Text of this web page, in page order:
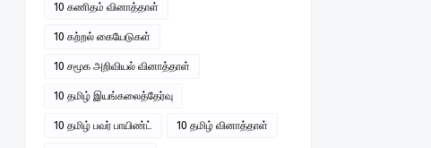
10 கணிதம் வினாத்தாள்
10 கற்றல் கையேடுகள்
10 சமூக அறிவியல் வினாத்தாள்
10 தமிழ் இயங்கலைத்தேர்வு
10 தமிழ் பவர் பாயிண்ட் 10 தமிழ் வினாத்தாள்